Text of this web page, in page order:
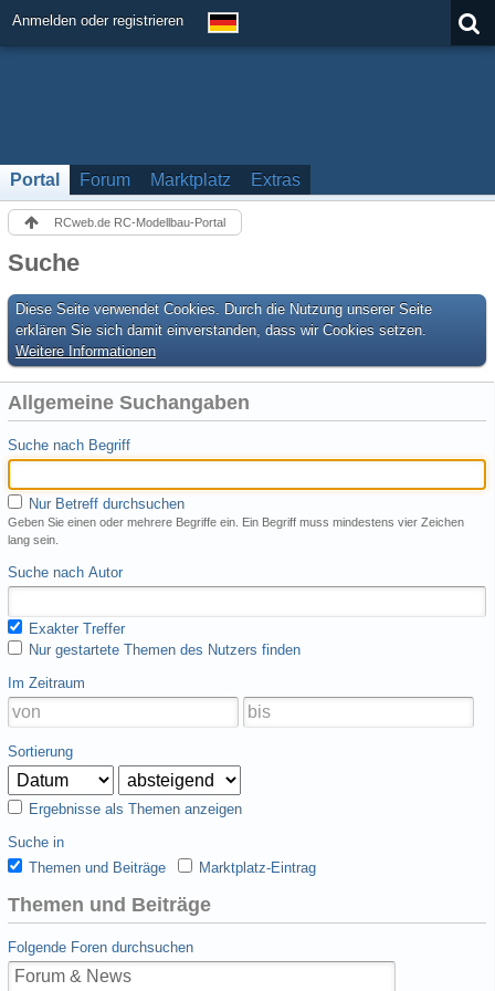
Anmelden oder registrieren
Portal Forum Marktplatz Extras
RCweb.de RC-Modellbau-Portal
Suche
Diese Seite verwendet Cookies. Durch die Nutzung unserer Seite
erklären Sie sich damit einverstanden, dass wir Cookies setzen.
Weitere Informationen
Allgemeine Suchangaben
Suche nach Begriff
Nur Betreff durchsuchen
Geben Sie einen oder mehrere Begriffe ein. Ein Begriff muss mindestens vier Zeichen
lang sein.
Suche nach Autor
Exakter Treffer
Nur gestartete Themen des Nutzers finden
Im Zeitraum
Sortierung
Ergebnisse als Themen anzeigen
Suche in
Themen und Beiträge
Marktplatz-Eintrag
Themen und Beiträge
Folgende Foren durchsuchen